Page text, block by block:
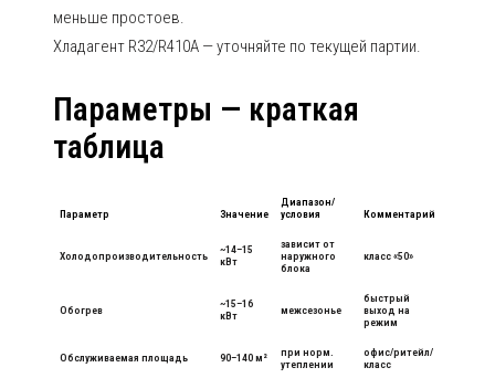
меньше простоев.
Хладагент R32/R410A — уточняйте по текущей партии.
Параметры — краткая
таблица
Параметр Значение
Диапазон/
условия
Комментарий
Холодопроизводительность
~14–15
кВт
зависит от
наружного
блока
класс «50»
Обогрев
~15–16
кВт
межсезонье
быстрый
выход на
режим
Обслуживаемая площадь 90–140 м²
при норм.
утеплении
офис/ритейл/
класс